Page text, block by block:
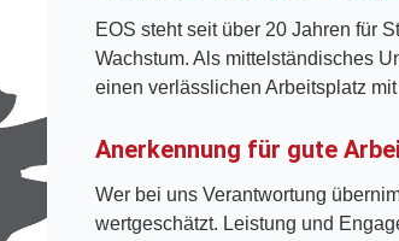
EOS steht seit über 20 Jahren für
Wachstum. Als mittelständisches
einen verlässlichen Arbeitsplatz
Anerkennung für gute
Wer bei uns Verantwortung
wertgeschätzt. Leistung und